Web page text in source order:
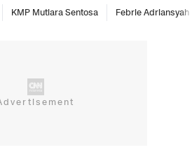
KMP Mutiara Sentosa Febrie Adriansyah